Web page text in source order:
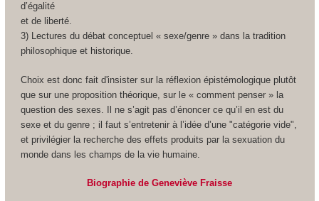
d’égalité
et de liberté.
3) Lectures du débat conceptuel « sexe/genre » dans la tradition
philosophique et historique.
Choix est donc fait d'insister sur la réflexion épistémologique plutôt
que sur une proposition théorique, sur le « comment penser » la
question des sexes. Il ne s’agit pas d’énoncer ce qu’il en est du
sexe et du genre ; il faut s’entretenir à l’idée d’une "catégorie vide",
et privilégier la recherche des effets produits par la sexuation du
monde dans les champs de la vie humaine.
Biographie de Geneviève Fraisse